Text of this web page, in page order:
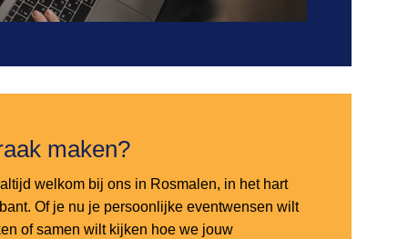
maken?
welkom bij ons in Rosmalen, in het hart
Of je nu je persoonlijke eventwensen wilt
of samen wilt kijken hoe we jouw